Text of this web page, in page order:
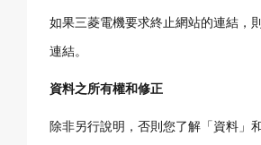
如果三菱電機要求終止網站的連結，
連結。
資料之所有權和修正
除非另行說明，否則您了解「資料」